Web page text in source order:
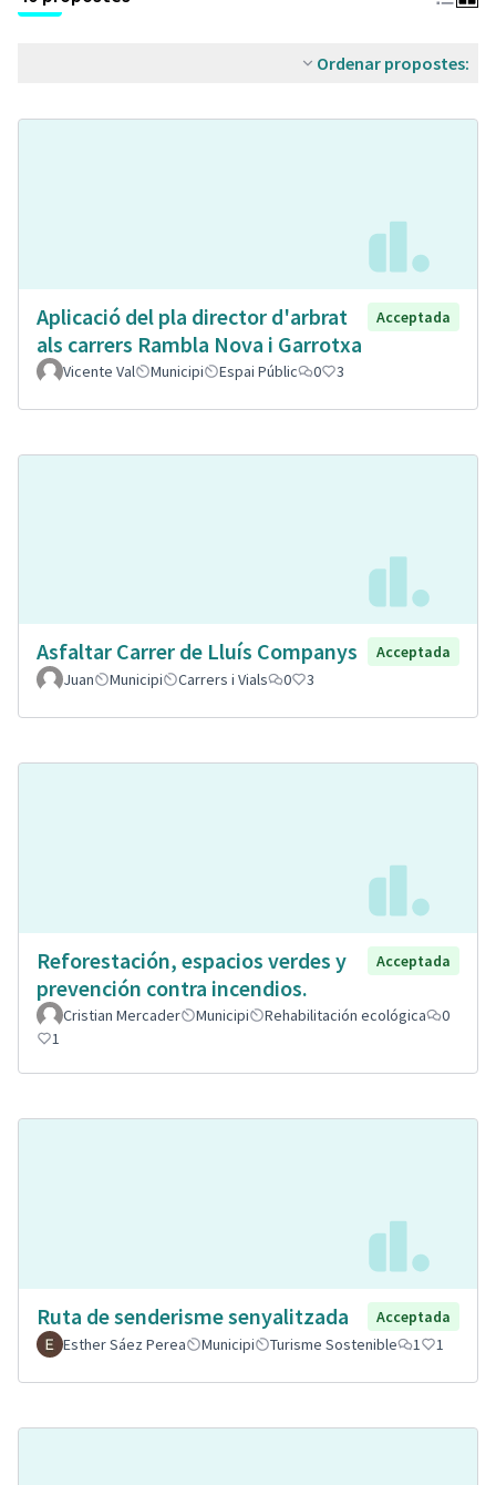
Ordenar propostes:
Aplicació del pla director d'arbrat
als carrers Rambla Nova i Garrotxa
Acceptada
Vicente Val Municipi Espai Públic 0 3
Asfaltar Carrer de Lluís Companys
Acceptada
Juan
Municipi Carrers i Vials 0 3
Reforestación, espacios verdes y
prevención contra incendios.
Acceptada
Cristian Mercader Municipi Rehabilitación ecológica
0
1
Ruta de senderisme senyalitzada
Acceptada
Esther Sáez Perea
Municipi Turisme Sostenible 1 1